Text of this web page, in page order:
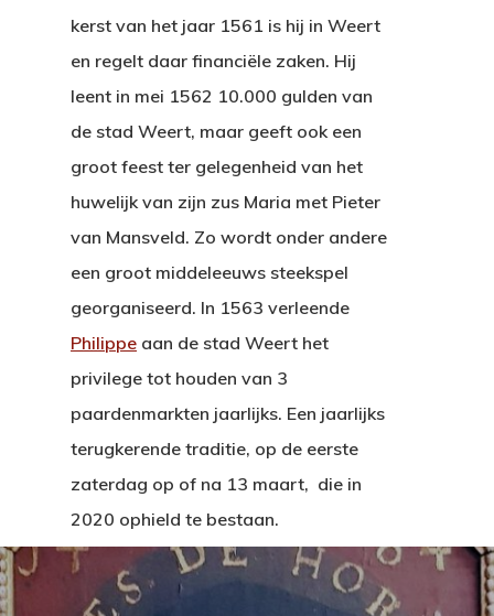
kerst van het jaar 1561 is hij in Weert
en regelt daar financiële zaken. Hij
leent in mei 1562 10.000 gulden van
de stad Weert, maar geeft ook een
groot feest ter gelegenheid van het
huwelijk van zijn zus Maria met Pieter
van Mansveld. Zo wordt onder andere
een groot middeleeuws steekspel
georganiseerd. In 1563 verleende
Philippe aan de stad Weert het
privilege tot houden van 3
paardenmarkten jaarlijks. Een jaarlijks
terugkerende traditie, op de eerste
zaterdag op of na 13 maart, die in
2020 ophield te bestaan.